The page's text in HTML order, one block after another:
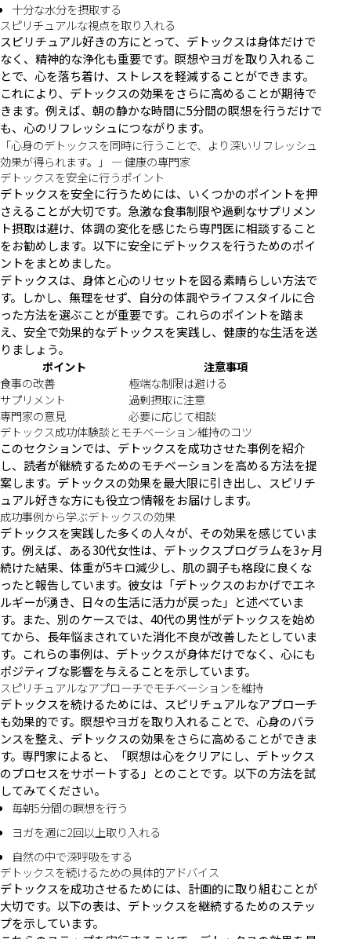
十分な水分を摂取する
スピリチュアルな視点を取り入れる
スピリチュアル好きの方にとって、デトックスは身体だけで
なく、精神的な浄化も重要です。瞑想やヨガを取り入れるこ
とで、心を落ち着け、ストレスを軽減することができます。
これにより、デトックスの効果をさらに高めることが期待で
きます。例えば、朝の静かな時間に5分間の瞑想を行うだけで
も、心のリフレッシュにつながります。
「心身のデトックスを同時に行うことで、より深いリフレッシュ
効果が得られます。」 — 健康の専門家
デトックスを安全に行うポイント
デトックスを安全に行うためには、いくつかのポイントを押
さえることが大切です。急激な食事制限や過剰なサプリメン
ト摂取は避け、体調の変化を感じたら専門医に相談すること
をお勧めします。以下に安全にデトックスを行うためのポイ
ントをまとめました。
デトックスは、身体と心のリセットを図る素晴らしい方法で
す。しかし、無理をせず、自分の体調やライフスタイルに合
った方法を選ぶことが重要です。これらのポイントを踏ま
え、安全で効果的なデトックスを実践し、健康的な生活を送
りましょう。
ポイント
注意事項
食事の改善
極端な制限は避ける
サプリメント
過剰摂取に注意
専門家の意見
必要に応じて相談
デトックス成功体験談とモチベーション維持のコツ
このセクションでは、デトックスを成功させた事例を紹介
し、読者が継続するためのモチベーションを高める方法を提
案します。デトックスの効果を最大限に引き出し、スピリチ
ュアル好きな方にも役立つ情報をお届けします。
成功事例から学ぶデトックスの効果
デトックスを実践した多くの人々が、その効果を感じていま
す。例えば、ある30代女性は、デトックスプログラムを3ヶ月
続けた結果、体重が5キロ減少し、肌の調子も格段に良くな
ったと報告しています。彼女は「デトックスのおかげでエネ
ルギーが湧き、日々の生活に活力が戻った」と述べていま
す。また、別のケースでは、40代の男性がデトックスを始め
てから、長年悩まされていた消化不良が改善したとしていま
す。これらの事例は、デトックスが身体だけでなく、心にも
ポジティブな影響を与えることを示しています。
スピリチュアルなアプローチでモチベーションを維持
デトックスを続けるためには、スピリチュアルなアプローチ
も効果的です。瞑想やヨガを取り入れることで、心身のバラ
ンスを整え、デトックスの効果をさらに高めることができま
す。専門家によると、「瞑想は心をクリアにし、デトックス
のプロセスをサポートする」とのことです。以下の方法を試
してみてください。
毎朝5分間の瞑想を行う
ヨガを週に2回以上取り入れる
自然の中で深呼吸をする
デトックスを続けるための具体的アドバイス
デトックスを成功させるためには、計画的に取り組むことが
大切です。以下の表は、デトックスを継続するためのステッ
プを示しています。